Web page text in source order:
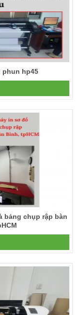
phun hp45
bảng chụp rập bàn